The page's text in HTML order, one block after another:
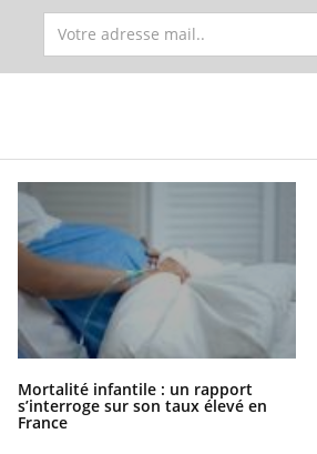
Mortalité infantile : un rapport
s’interroge sur son taux élevé en
France